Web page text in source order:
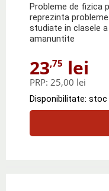
Probleme de fizica
reprezinta
studiate in clasele
amanuntite
23,75 lei
PRP: 25,00 lei
Disponibilitate: stoc